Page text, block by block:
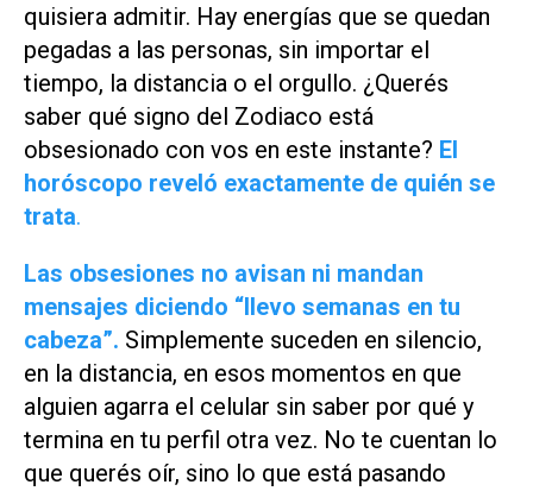
quisiera admitir. Hay energías que se quedan
pegadas a las personas, sin importar el
tiempo, la distancia o el orgullo. ¿Querés
saber qué signo del Zodiaco está
obsesionado con vos en este instante? El
horóscopo reveló exactamente de quién se
trata.
Las obsesiones no avisan ni mandan
mensajes diciendo “llevo semanas en tu
cabeza”. Simplemente suceden en silencio,
en la distancia, en esos momentos en que
alguien agarra el celular sin saber por qué y
termina en tu perfil otra vez. No te cuentan lo
que querés oír, sino lo que está pasando